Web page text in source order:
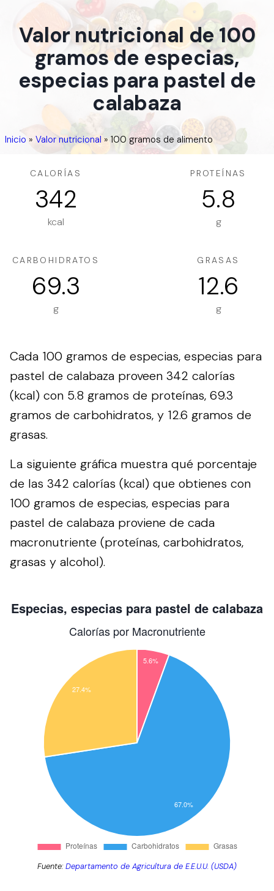
Valor nutricional de 100
gramos de especias,
especias para pastel de
calabaza
Inicio » Valor nutricional »100 gramos de alimento
CALORÍAS
342
kcal
PROTEÍNAS
5.8
g
CARBOHIDRATOS
69.3
g
GRASAS
12.6
g
Cada 100 gramos de especias, especias para
pastel de calabaza proveen 342 calorías
(kcal) con 5.8 gramos de proteínas, 69.3
gramos de carbohidratos, y 12.6 gramos de
grasas.
La siguiente gráfica muestra qué porcentaje
de las 342 calorías (kcal) que obtienes con
100 gramos de especias, especias para
pastel de calabaza proviene de cada
macronutriente (proteínas, carbohidratos,
grasas y alcohol).
Fuente:Departamento de Agricultura de E.E.U.U. (USDA)